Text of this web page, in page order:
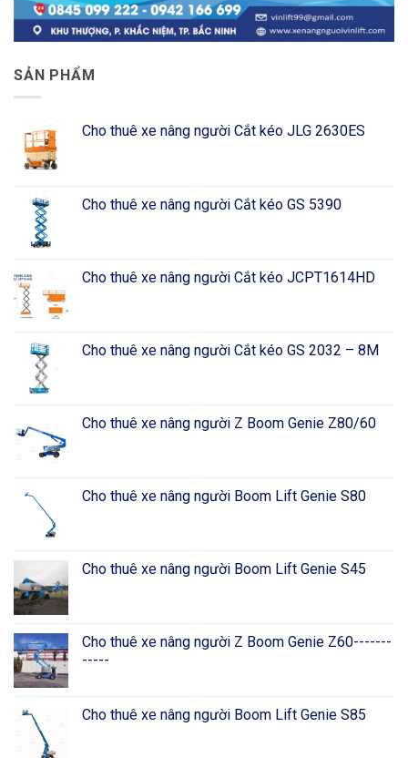
SẢN PHẨM
Cho thuê xe nâng người Cắt kéo JLG 2630ES
Cho thuê xe nâng người Cắt kéo GS 5390
Cho thuê xe nâng người Cắt kéo JCPT1614HD
Cho thuê xe nâng người Cắt kéo GS 2032 – 8M
Cho thuê xe nâng người Z Boom Genie Z80/60
Cho thuê xe nâng người Boom Lift Genie S80
Cho thuê xe nâng người Boom Lift Genie S45
Cho thuê xe nâng người Z Boom Genie Z60-------
-----
Cho thuê xe nâng người Boom Lift Genie S85